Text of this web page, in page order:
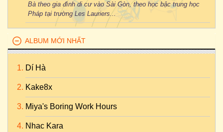
Bà theo gia đình di cư vào Sài Gòn, theo học bậc trung học
Pháp tại trường Les Lauriers...
ALBUM MỚI NHẤT
Dí Hà
Kake8x
Miya's Boring Work Hours
Nhac Kara